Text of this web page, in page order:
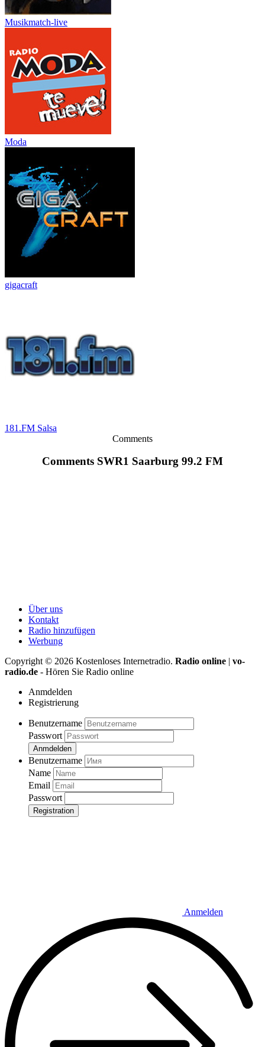
Musikmatch-live
Moda
gigacraft
181.FM Salsa
Comments
Comments SWR1 Saarburg 99.2 FM
Über uns
Kontakt
Radio hinzufügen
Werbung
Copyright © 2026 Kostenloses Internetradio. Radio online | vo-
radio.de - Hören Sie Radio online
Anmdelden
Registrierung
Benutzername
Passwort
Anmdelden
Benutzername
Name
Email
Passwort
Registration
Anmelden